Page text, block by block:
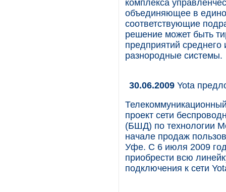
комплекса
объединяющее в
соответствующие
решение может быть
предприятий среднего
разнородные системы.
30.06.2009 Yota
проект сети
(БШД) по технологии
начале продаж
Уфе. С 6 июля 2009
приобрести всю
подключения к сети